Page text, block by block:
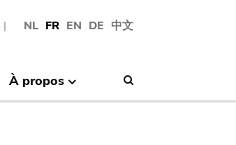
NL FR EN DE 中文
À propos